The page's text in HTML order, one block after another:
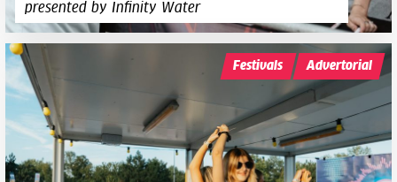
presented by Infinity Water
Festivals Advertorial